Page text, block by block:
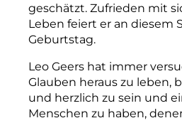
geschätzt. Zufrieden mit
Leben feiert er an diesem
Geburtstag.
Leo Geers hat immer
Glauben heraus zu leben,
und herzlich zu sein und
Menschen zu haben,